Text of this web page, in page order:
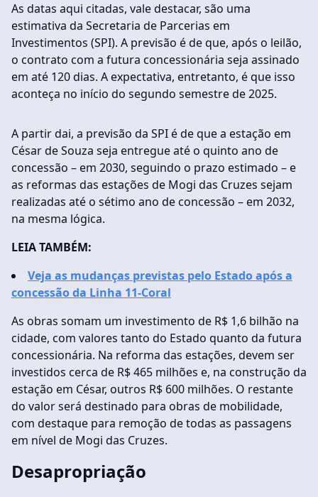
As datas aqui citadas, vale destacar, são uma
estimativa da Secretaria de Parcerias em
Investimentos (SPI). A previsão é de que, após o leilão,
o contrato com a futura concessionária seja assinado
em até 120 dias. A expectativa, entretanto, é que isso
aconteça no início do segundo semestre de 2025.
A partir dai, a previsão da SPI é de que a estação em
César de Souza seja entregue até o quinto ano de
concessão – em 2030, seguindo o prazo estimado – e
as reformas das estações de Mogi das Cruzes sejam
realizadas até o sétimo ano de concessão – em 2032,
na mesma lógica.
LEIA TAMBÉM:
Veja as mudanças previstas pelo Estado após a
concessão da Linha 11-Coral
As obras somam um investimento de R$ 1,6 bilhão na
cidade, com valores tanto do Estado quanto da futura
concessionária. Na reforma das estações, devem ser
investidos cerca de R$ 465 milhões e, na construção da
estação em César, outros R$ 600 milhões. O restante
do valor será destinado para obras de mobilidade,
com destaque para remoção de todas as passagens
em nível de Mogi das Cruzes.
Desapropriação